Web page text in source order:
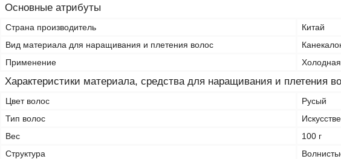
Основные атрибуты
Страна производитель
Китай
Вид материала для наращивания и плетения волос
Применение
Характеристики материала, средства для наращивания и плетения
Цвет волос
Русый
Тип волос
Вес
100 г
Структура